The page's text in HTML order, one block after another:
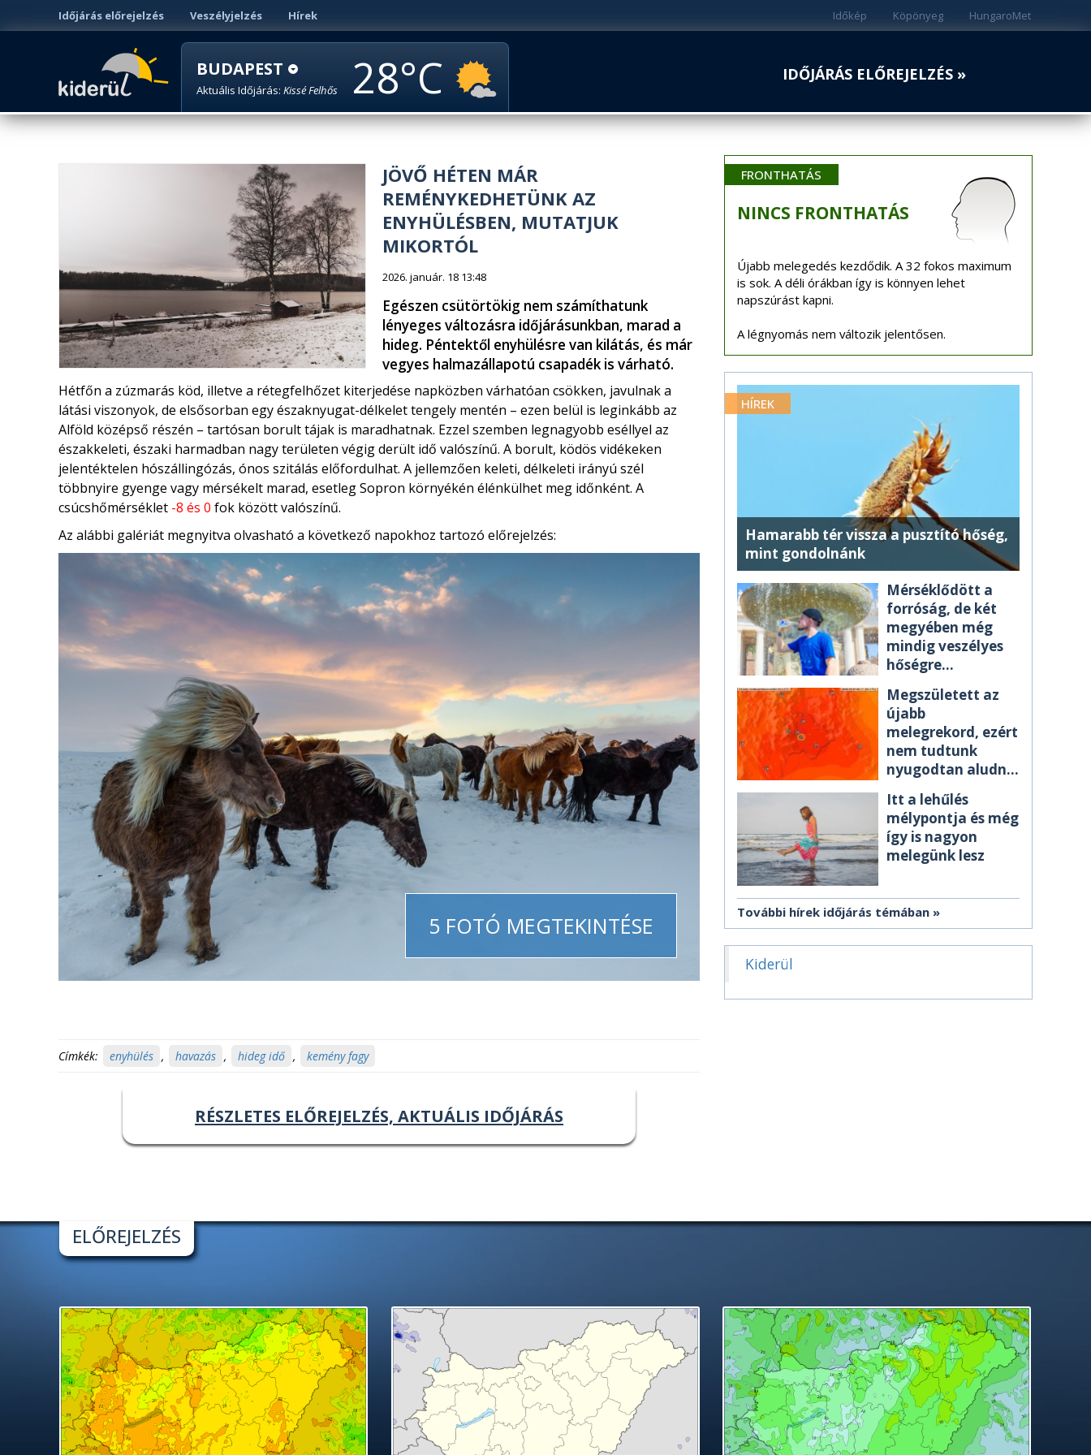
Időjárás előrejelzés Veszélyjelzés Hírek HungaroMet
Köpönyeg
Időkép
BUDAPEST
Aktuális Időjárás: Kissé Felhős 28 IDŐJÁRÁS ELŐREJELZÉS »
JÖVŐ HÉTEN MÁR
REMÉNYKEDHETÜNK AZ
ENYHÜLÉSBEN, MUTATJUK
MIKORTÓL
2026. január. 18 13:48
Egészen csütörtökig nem számíthatunk
lényeges változásra időjárásunkban, marad a
hideg. Péntektől enyhülésre van kilátás, és már
vegyes halmazállapotú csapadék is várható.
Hétfőn a zúzmarás köd, illetve a rétegfelhőzet kiterjedése napközben várhatóan csökken, javulnak a
látási viszonyok, de elsősorban egy északnyugat-délkelet tengely mentén – ezen belül is leginkább az
Alföld középső részén – tartósan borult tájak is maradhatnak. Ezzel szemben legnagyobb eséllyel az
északkeleti, északi harmadban nagy területen végig derült idő valószínű. A borult, ködös vidékeken
jelentéktelen hószállingózás, ónos szitálás előfordulhat. A jellemzően keleti, délkeleti irányú szél
többnyire gyenge vagy mérsékelt marad, esetleg Sopron környékén élénkülhet meg időnként. A
csúcshőmérséklet -8 és 0 fok között valószínű.
Az alábbi galériát megnyitva olvasható a következő napokhoz tartozó előrejelzés:
5 FOTÓ MEGTEKINTÉSE
Címkék: enyhülés , havazás , hideg idő , kemény fagy
RÉSZLETES ELŐREJELZÉS, AKTUÁLIS IDŐJÁRÁS
FRONTHATÁS
NINCS FRONTHATÁS
Újabb melegedés kezdődik. A 32 fokos maximum
is sok. A déli órákban így is könnyen lehet
napszúrást kapni.
A légnyomás nem változik jelentősen.
HÍREK
Hamarabb tér vissza a pusztító hőség,
mint gondolnánk
Mérséklődött a
forróság, de két
megyében még
mindig veszélyes
hőségre
Megszületett az
újabb
melegrekord, ezért
nem tudtunk
nyugodtan aludni
Itt a lehűlés
mélypontja és még
így is nagyon
melegünk lesz
További hírek időjárás témában
Kiderül
ELŐREJELZÉS